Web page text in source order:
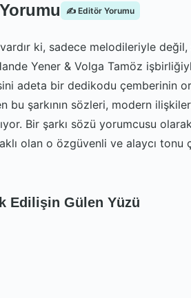
✍️ Editör Yorumu
vardır ki, sadece melodileriyle
Yener & Volga Tamöz
adeta bir dedikodu çemberinin
bu şarkının sözleri, modern
Bir şarkı sözü yorumcusu
olan o özgüvenli ve alaycı
Edilişin Gülen Yüzü